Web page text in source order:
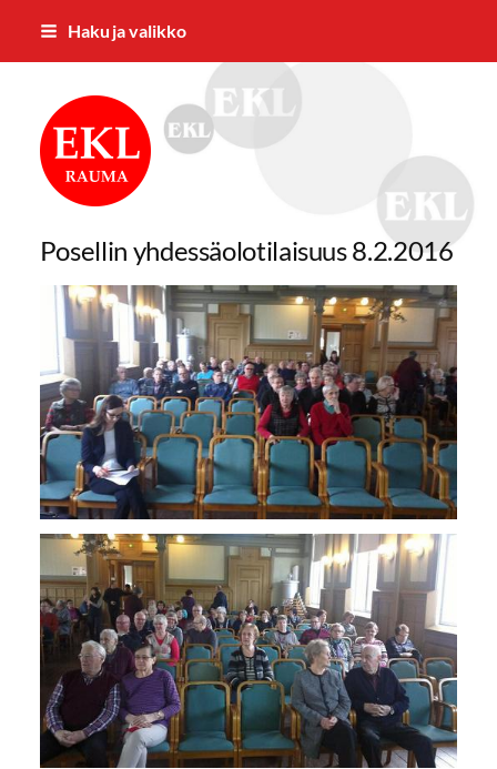
Siirry
Haku ja valikko
Rauman Eläkkeensaajat ry
Posellin yhdessäolotilaisuus 8.2.2016